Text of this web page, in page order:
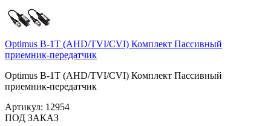
Optimus B-1T (AHD/TVI/CVI) Комплект Пассивный
приемник-передатчик
Optimus B-1T (AHD/TVI/CVI) Комплект Пассивный
приемник-передатчик
Артикул: 12954
ПОД ЗАКАЗ